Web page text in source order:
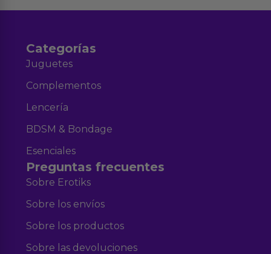
Categorías
Juguetes
Complementos
Lencería
BDSM & Bondage
Esenciales
Preguntas frecuentes
Sobre Erotiks
Sobre los envíos
Sobre los productos
Sobre las devoluciones